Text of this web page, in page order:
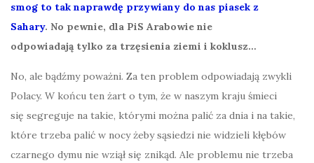
smog to tak naprawdę przywiany do nas piasek z
Sahary. No pewnie, dla PiS Arabowie nie
odpowiadają tylko za trzęsienia ziemi i koklusz…
No, ale bądźmy poważni. Za ten problem odpowiadają zwykli
Polacy. W końcu ten żart o tym, że w naszym kraju śmieci
się segreguje na takie, którymi można palić za dnia i na takie,
które trzeba palić w nocy żeby sąsiedzi nie widzieli kłębów
czarnego dymu nie wziął się znikąd. Ale problemu nie trzeba